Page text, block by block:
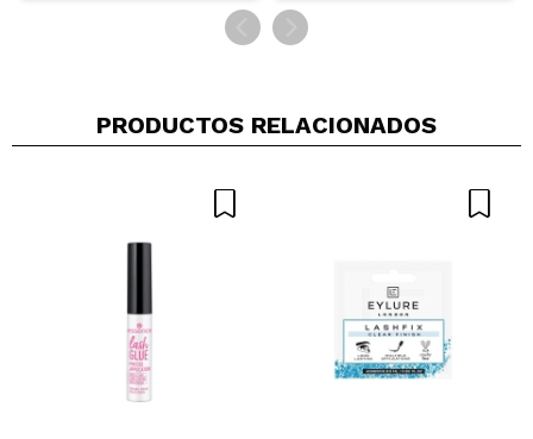
PRODUCTOS RELACIONADOS